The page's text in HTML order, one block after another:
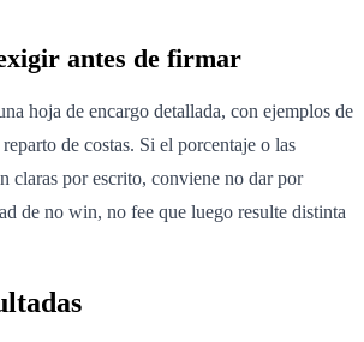
antes de firmar
hoja de encargo detallada, con ejemplos de
de costas. Si el porcentaje o las
claras por escrito, conviene no dar por
de no win, no fee que luego resulte distinta